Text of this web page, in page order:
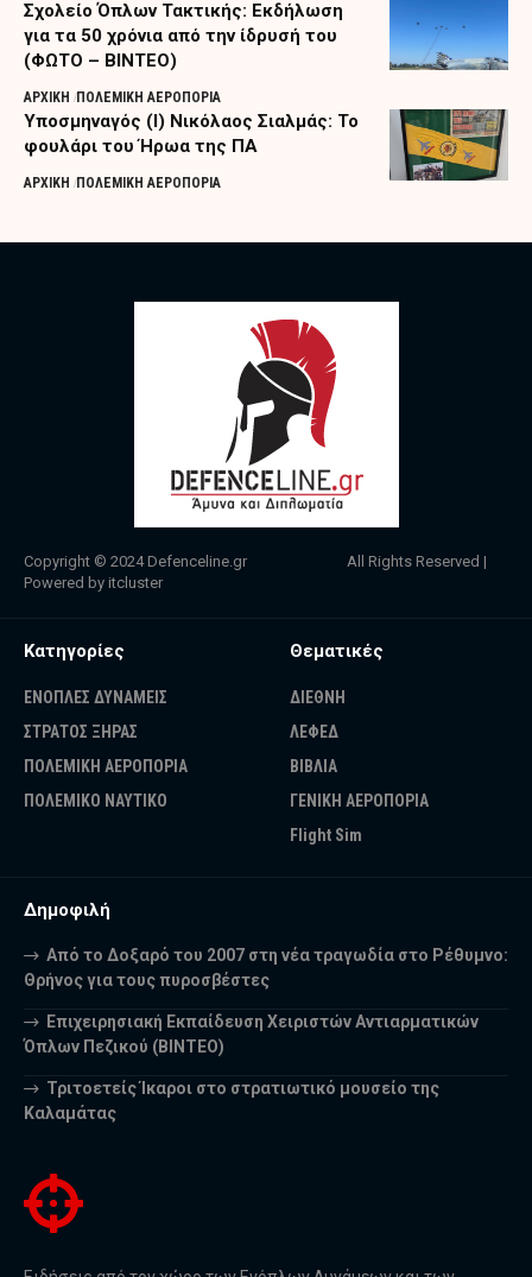
Σχολείο Όπλων Τακτικής: Εκδήλωση
για τα 50 χρόνια από την ίδρυσή του
(ΦΩΤΟ – ΒΙΝΤΕΟ)
ΑΡΧΙΚΗ ΠΟΛΕΜΙΚΗ ΑΕΡΟΠΟΡΙΑ
Υποσμηναγός (Ι) Νικόλαος Σιαλμάς: Το
φουλάρι του Ήρωα της ΠΑ
ΑΡΧΙΚΗ ΠΟΛΕΜΙΚΗ ΑΕΡΟΠΟΡΙΑ
Copyright © 2024 Defenceline.gr All Rights Reserved |
Powered by itcluster
Κατηγορίες
ΕΝΟΠΛΕΣ ΔΥΝΑΜΕΙΣ
ΣΤΡΑΤΟΣ ΞΗΡΑΣ
ΠΟΛΕΜΙΚΗ ΑΕΡΟΠΟΡΙΑ
ΠΟΛΕΜΙΚΟ ΝΑΥΤΙΚΟ
Θεματικές
ΔΙΕΘΝΗ
ΛΕΦΕΔ
ΒΙΒΛΙΑ
ΓΕΝΙΚΗ ΑΕΡΟΠΟΡΙΑ
Flight Sim
Δημοφιλή
Από το Δοξαρό του 2007 στη νέα τραγωδία στο Ρέθυμνο:
Θρήνος για τους πυροσβέστες
Επιχειρησιακή Εκπαίδευση Χειριστών Αντιαρματικών
Όπλων Πεζικού (ΒΙΝΤΕΟ)
Τριτοετείς Ίκαροι στο στρατιωτικό μουσείο της
Καλαμάτας